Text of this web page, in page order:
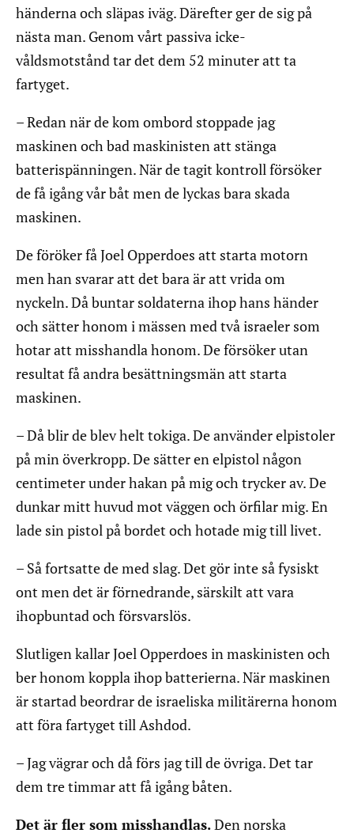
händerna och släpas iväg. Därefter ger de sig på
nästa man. Genom vårt passiva icke-
våldsmotstånd tar det dem 52 minuter att ta
fartyget.
– Redan när de kom ombord stoppade jag
maskinen och bad maskinisten att stänga
batterispänningen. När de tagit kontroll försöker
de få igång vår båt men de lyckas bara skada
maskinen.
De föröker få Joel Opperdoes att starta motorn
men han svarar att det bara är att vrida om
nyckeln. Då buntar soldaterna ihop hans händer
och sätter honom i mässen med två israeler som
hotar att misshandla honom. De försöker utan
resultat få andra besättningsmän att starta
maskinen.
– Då blir de blev helt tokiga. De använder elpistoler
på min överkropp. De sätter en elpistol någon
centimeter under hakan på mig och trycker av. De
dunkar mitt huvud mot väggen och örfilar mig. En
lade sin pistol på bordet och hotade mig till livet.
– Så fortsatte de med slag. Det gör inte så fysiskt
ont men det är förnedrande, särskilt att vara
ihopbuntad och försvarslös.
Slutligen kallar Joel Opperdoes in maskinisten och
ber honom koppla ihop batterierna. När maskinen
är startad beordrar de israeliska militärerna honom
att föra fartyget till Ashdod.
– Jag vägrar och då förs jag till de övriga. Det tar
dem tre timmar att få igång båten.
Det är fler som misshandlas.Den norska